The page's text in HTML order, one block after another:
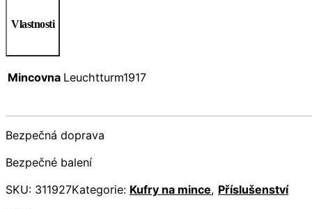
Vlastnosti
Mincovna Leuchtturm1917
Bezpečná doprava
Bezpečné balení
SKU: 311927Kategorie: Kufry na mince, Příslušenství